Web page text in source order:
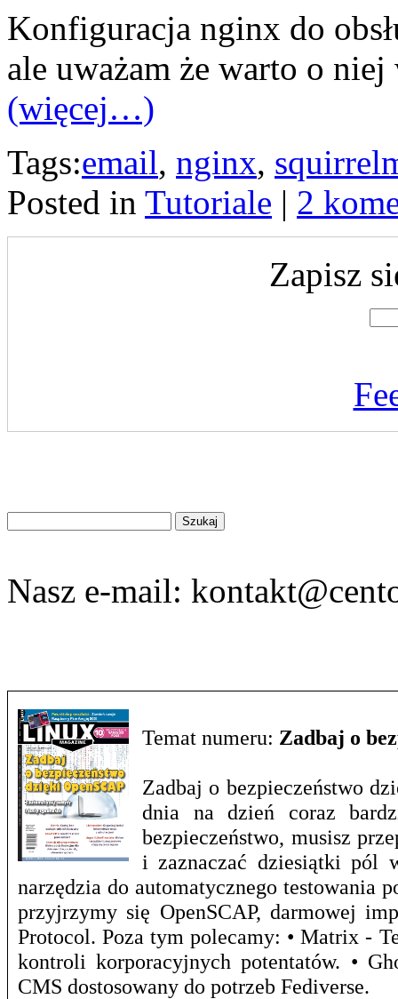
Konfiguracja nginx do
ale uważam że warto o
(więcej…)
Tags:email, nginx,
Posted in Tutoriale | 2
Zapisz
na
Nasz e-mail:
Temat numeru: Zadbaj o
Zadbaj o bezpieczeństwo
dnia na dzień coraz
bezpieczeństwo, musisz
i zaznaczać dziesiątki pól
narzędzia do automatycznego testowania
przyjrzymy się OpenSCAP, darmowej
Protocol. Poza tym polecamy: • Matrix -
kontroli korporacyjnych potentatów. •
CMS dostosowany do potrzeb Fediverse.